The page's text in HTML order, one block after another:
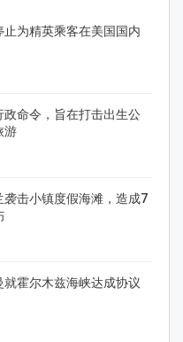
止为精英乘客在美国国内
政命令，旨在打击出生公
游
袭击小镇度假海滩，造成7
霍尔木兹海峡达成协议